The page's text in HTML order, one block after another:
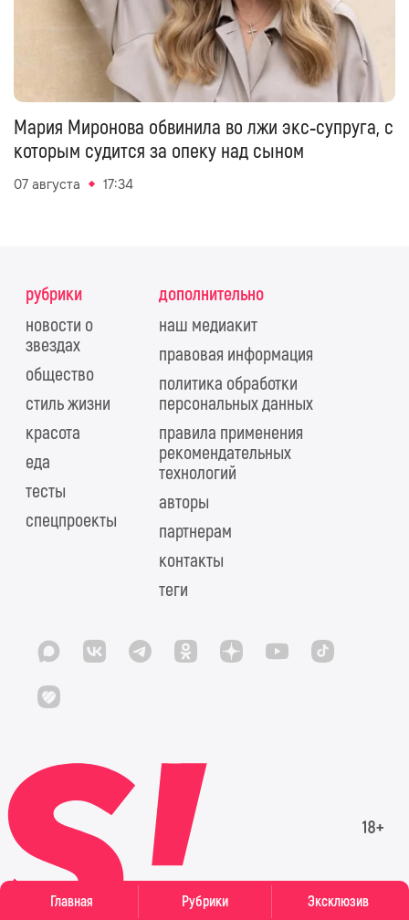
Главная Рубрики Эксклюзив
Мария Миронова обвинила во лжи экс‑супруга, с
которым судится за опеку над сыном
07 августа 17:34
рубрики
новости о
звездах
общество
стиль жизни
красота
еда
тесты
спецпроекты
дополнительно
наш медиакит
правовая информация
политика обработки
персональных данных
правила применения
рекомендательных
технологий
авторы
партнерам
контакты
теги